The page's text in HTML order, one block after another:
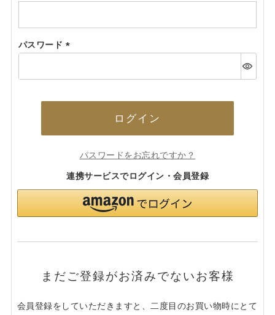
須)
パスワード
須)
ログイン
パスワードをお忘れですか？
連携サービスでログイン・会員登録
まだご登録がお済みでないお客様
会員登録をしていただきますと、二度目のお買い物時にとて